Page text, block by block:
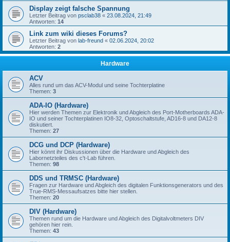
Display zeigt falsche Spannung
Letzter Beitrag von psclab38 « 23.08.2024, 21:49
Antworten: 14
Link zum wiki dieses Forums?
Letzter Beitrag von lab-freund « 02.06.2024, 20:02
Antworten: 2
Hardware
ACV
Alles rund um das ACV-Modul und seine Tochterplatine
Themen: 3
ADA-IO (Hardware)
Hier werden Themen zur Elektronik und Abgleich des Port-Motherboards ADA-
IO und seiner Tochterplatinen IO8-32, Optoschaltstufe, AD16-8 und DA12-8
diskutiert.
Themen: 27
DCG und DCP (Hardware)
Hier könnt ihr Diskussionen über die Hardware und Abgleich des
Labornetzteiles des c't-Lab führen.
Themen: 98
DDS und TRMSC (Hardware)
Fragen zur Hardware und Abgleich des digitalen Funktionsgenerators und des
True-RMS-Messaufsatzes bitte hier stellen.
Themen: 20
DIV (Hardware)
Themen rund um die Hardware und Abgleich des Digitalvoltmeters DIV
gehören hier rein.
Themen: 43